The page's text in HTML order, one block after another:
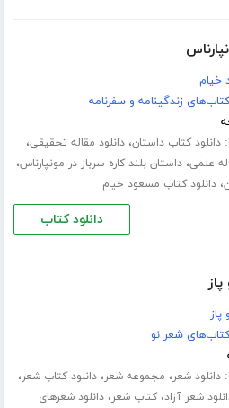
خیام
زندگینامه و سفرنامه
دانلود کتاب داستان،دانلود مقاله تحقیقی،
علمی،داستان بلند کاره سرباز در مونپارناس،
،دانلود کتاب مسعود خیام
دانلود کتاب
پاز
شعر نو
دانلود شعر، مجموعه شعر،دانلود کتاب شعر،
شعر آزاد،کتاب شعر،دانلود شعرهای